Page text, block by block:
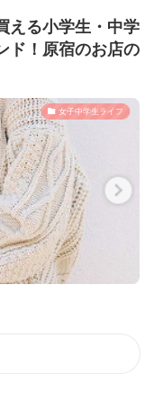
える小学生・中学
ド！原宿のお店の
女子中学生ライフ